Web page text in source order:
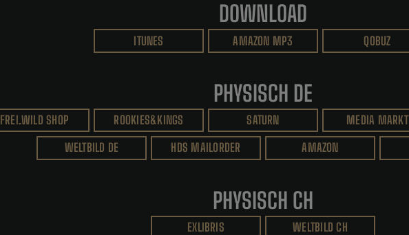
DOWNLOAD
ITUNES AMAZON MP3 QOBUZ
PHYSISCH DE
FREI.WILD SHOP ROOKIES&KINGS SATURN MEDIA MARKT
WELTBILD DE
HDS MAILORDER AMAZON
PHYSISCH CH
EXLIBRIS WELTBILD CH